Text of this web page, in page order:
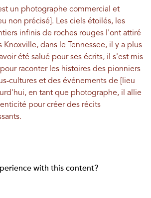
un photographe commercial et
non précisé]. Les ciels étoilés, les
infinis de roches rouges l'ont attiré
dans le Tennessee, il y a plus
été salué pour ses écrits, il s'est mis
raconter les histoires des pionniers
cultures et des événements de [lieu
en tant que photographe, il allie
pour créer des récits